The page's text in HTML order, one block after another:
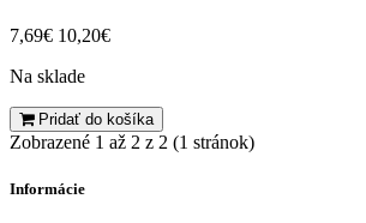
7,69€ 10,20€
Na sklade
Pridať do košíka
Zobrazené 1 až 2 z 2 (1 stránok)
Informácie